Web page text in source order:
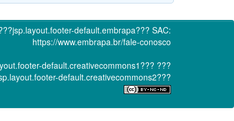
default.embrapa??? SAC:
https://www.embrapa.br/fale-conosco
default.creativecommons1??? ???
default.creativecommons2???